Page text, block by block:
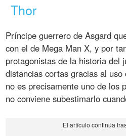
Thor
Príncipe guerrero de Asgard
con el de Mega Man X, y por
protagonistas de la historia del
distancias cortas gracias al
no es precisamente uno de los
no conviene subestimarlo